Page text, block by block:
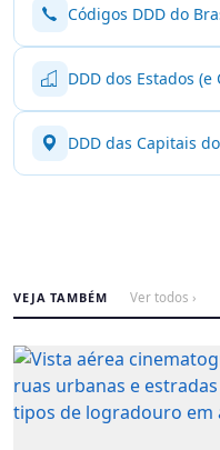
Códigos DDD do
DDD dos Estados (e
DDD das Capitais
VEJA TAMBÉM Ver todos ›